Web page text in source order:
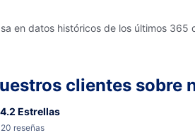
en datos históricos de los últimos 365
clientes sobre
Estrellas
reseñas